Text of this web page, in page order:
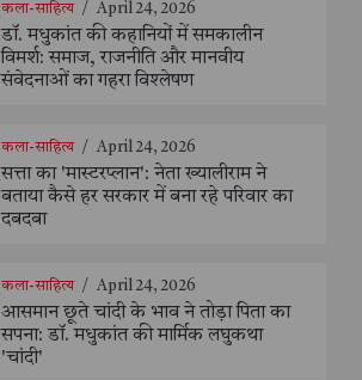
कला-साहित्य / April 24, 2026
डॉ. मधुकांत की कहानियों में समकालीन
विमर्श: समाज, राजनीति और मानवीय
संवेदनाओं का गहरा विश्लेषण
कला-साहित्य / April 24, 2026
सत्ता का 'मास्टरप्लान': नेता ख्यालीराम ने
बताया कैसे हर सरकार में बना रहे परिवार का
दबदबा
कला-साहित्य / April 24, 2026
आसमान छूते चांदी के भाव ने तोड़ा पिता का
सपना: डॉ. मधुकांत की मार्मिक लघुकथा
'चांदी'